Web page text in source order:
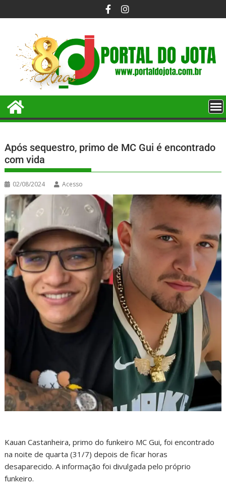
Após sequestro, primo de MC Gui é encontrado
com vida
02/08/2024 Acesso
Kauan Castanheira, primo do funkeiro MC Gui, foi encontrado
na noite de quarta (31/7) depois de ficar horas
desaparecido. A informação foi divulgada pelo próprio
funkeiro.